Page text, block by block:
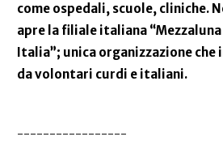
come ospedali, scuole, cliniche.
apre la filiale italiana
Italia”; unica organizzazione
da volontari curdi e italiani.
-----------------